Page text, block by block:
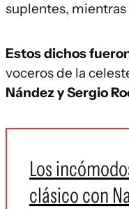
suplentes,
Estos dichos
voceros de la
Nández y Sergio
Los
clásico con